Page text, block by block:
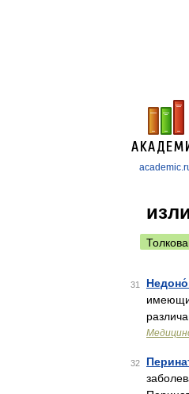
31
32